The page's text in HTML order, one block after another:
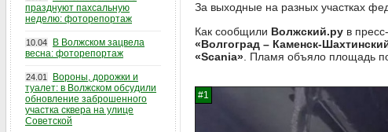
За выходные на разных участках
Как сообщили Волжский.ру в
«Волгоград – Каменск-
«Scania» . Пламя объяло площадь
празднуют пахсальную
неделю: фоторепортаж
10.04
В Волжском зацвела
весна: фоторепортаж
24.01
Вороны, дорожки и
туалет: в Волжском обсудили
обновление заброшенного
участка сквера на улице
Советской